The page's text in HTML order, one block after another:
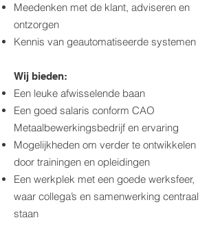
Meedenken met de klant, adviseren en
ontzorgen
Kennis van geautomatiseerde systemen
Wij bieden:
Een leuke afwisselende baan
Een goed salaris conform CAO
Metaalbewerkingsbedrijf en ervaring
Mogelijkheden om verder te ontwikkelen
door trainingen en opleidingen
Een werkplek met een goede werksfeer,
waar collega’s en samenwerking centraal
staan